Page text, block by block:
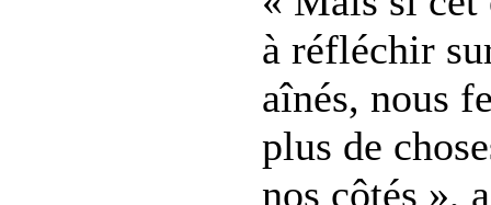
à réfléchir
aînés, nous
plus de
nos côtés »,